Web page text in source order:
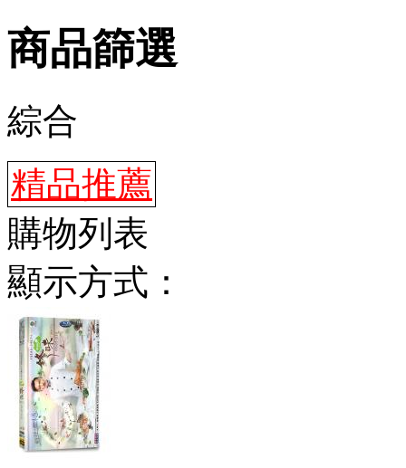
商品篩選
綜合
精品推薦
購物列表
顯示方式：